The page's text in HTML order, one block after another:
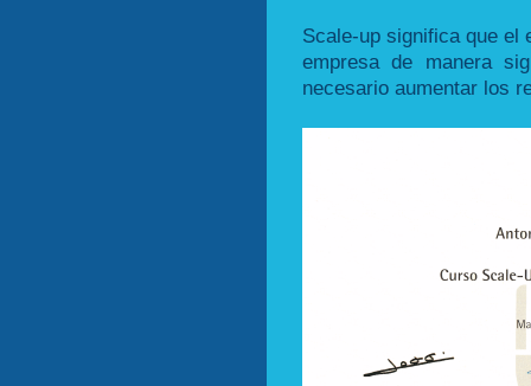
Scale-up significa que el
empresa de manera
necesario aumentar los